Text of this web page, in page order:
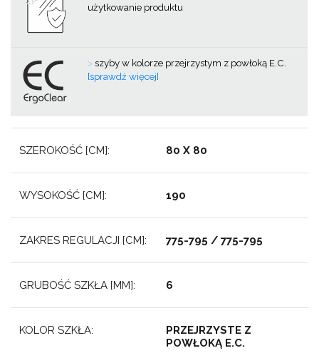
użytkowanie produktu
>szyby w kolorze przejrzystym z powłoką E.C.
[sprawdź więcej]
SZEROKOŚĆ [CM]: 80 X 80
WYSOKOŚĆ [CM]: 190
ZAKRES REGULACJI [CM]: 775-795 / 775-795
GRUBOŚĆ SZKŁA [MM]: 6
KOLOR SZKŁA:
PRZEJRZYSTE Z
POWŁOKĄ E.C.